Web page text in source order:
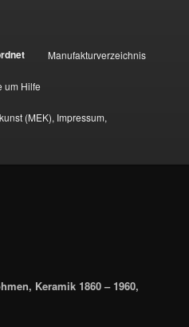
Manufakturverzeichnis
um Hilfe
(MEK), Impressum,
Keramik 1860 – 1960,